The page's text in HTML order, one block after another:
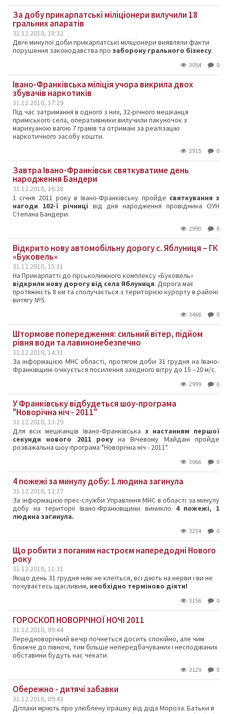
За добу прикарпатські міліціонери вилучили 18
гральних апаратів
31.12.2010, 18:32
Двічі минулої доби прикарпатські міліціонери виявляли факти
порушення законодавства про заборону грального бізнесу.
3054 0
Івано-Франківська міліція учора викрила двох
збувачів наркотиків
31.12.2010, 17:29
Під час затримання в одного з них, 32-річного мешканця
приміського села, оперативники вилучили пакуночок з
марихуаною вагою 7 грамів та отримані за реалізацію
наркотичного засобу кошти.
2915 0
Завтра Івано-Франківськ святкуватиме день
народження Бандери
31.12.2010, 16:28
1 січня 2011 року в Івано-Франківську пройде святкування з
нагоди 102-ї річниці від дня народження провідника ОУН
Степана Бандери.
2990 0
Відкрито нову автомобільну дорогу с. Яблуниця – ГК
«Буковель»
31.12.2010, 15:31
На Прикарпатті до гірськолижного комплексу «Буковель»
відкрили нову дорогу від села Яблуниця. Дорога має
протяжність 8 км та сполучається з територією курорту в районі
витягу №5.
3466 0
Штормове попередження: сильний вітер, підйом
рівня води та лавинонебезпечно
31.12.2010, 14:31
За інформацією МНС області, протягом доби 31 грудня на Івано-
Франківщині очікується посилення західного вітру до 15 –20 м/с.
2999 0
У Франківську відбудеться шоу-програма
"Новорічна ніч - 2011"
31.12.2010, 13:29
Для всіх мешканців Івано-Франківська з настанням першої
секунди нового 2011 рокуна Вічевому Майдані пройде
розважальна шоу-програма "Новорічна ніч - 2011".
3066 0
4 пожежі за минулу добу: 1 людина загинула
31.12.2010, 12:27
За інформацією прес-служби Управління МНС в області за минулу
добу на території Івано-Франківщини виникло 4 пожежі, 1
людина загинула.
3234 0
Що робити з поганим настроєм напередодні Нового
року
31.12.2010, 11:31
Якщо день 31 грудня ніяк не клеїться, всі діють на нерви і ви не
почуваєтесь щасливим, необхідно терміново діяти!
3156 0
ГОРОСКОП НОВОРІЧНОЇ НОЧІ 2011
31.12.2010, 09:44
Передноворічний вечір почнеться досить спокійно, але чим
ближче до півночі, тим більше непередбачуваних і несподіваних
обставини будуть нас чекати.
3129 0
Обережно - дитячі забавки
31.12.2010, 09:43
Дітлахи мріють про улюблену іграшку від діда Мороза. Батьки в